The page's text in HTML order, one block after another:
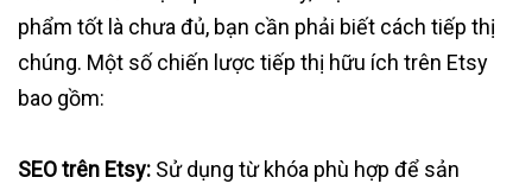
phẩm tốt là chưa đủ, bạn cần phải biết cách tiếp thị
chúng. Một số chiến lược tiếp thị hữu ích trên Etsy
bao gồm:
SEO trên Etsy: Sử dụng từ khóa phù hợp để sản